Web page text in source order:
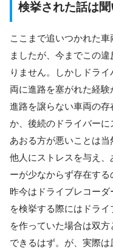
検挙された話は
ここまで追いつかれた
ましたが、今までこの
りません。しかしドラ
両に進路を塞がれた経験
進路を譲らない車両の
か、後続のドライバー
あおる方が悪いことは
他人にストレスを与え
ーが少なからず存在する
昨今はドライブレコー
を検挙する際にはドラ
を作っていた場合は双
できるはず。が、実際